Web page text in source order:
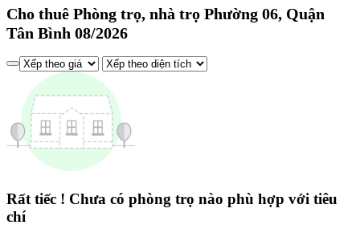
Cho thuê Phòng trọ, nhà trọ Phường 06, Quận
Tân Bình 08/2026
Rất tiếc ! Chưa có phòng trọ nào phù hợp với tiêu
chí